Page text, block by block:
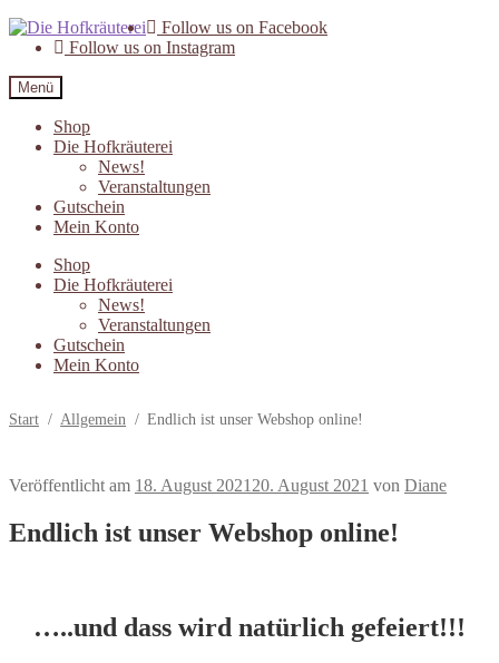
Zur
Navigation
Zum
Inhalt
Follow us on Facebook
Follow us on Instagram
Menü
Shop
Die Hofkräuterei
News!
Veranstaltungen
Gutschein
Mein Konto
Shop
Die Hofkräuterei
News!
Veranstaltungen
Gutschein
Mein Konto
Start / Allgemein / Endlich ist unser Webshop online!
Veröffentlicht am 18. August 2021 20. August 2021 von Diane
Endlich ist unser Webshop online!
…..und dass wird natürlich gefeiert!!!